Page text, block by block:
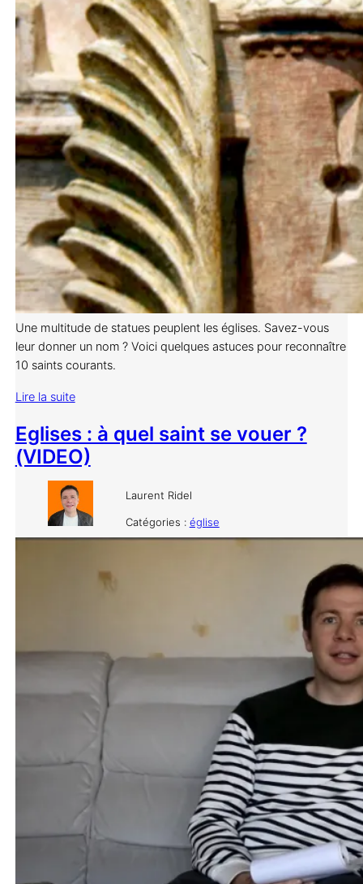
Une multitude de statues peuplent les églises. Savez-vous
leur donner un nom ? Voici quelques astuces pour reconnaître
10 saints courants.
Lire la suite
Eglises : à quel saint se vouer ?
(VIDEO)
Laurent Ridel
Catégories : église